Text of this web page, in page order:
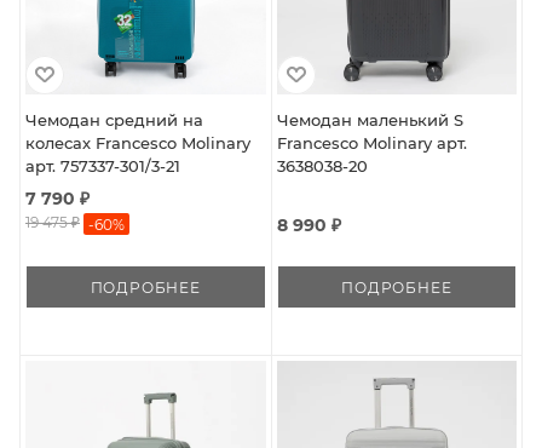
Чемодан средний на
колесах Francesco Molinary
арт. 757337-301/3-21
7 790 ₽
19 475 ₽ -60%
ПОДРОБНЕЕ
Чемодан маленький S
Francesco Molinary арт.
3638038-20
8 990 ₽
ПОДРОБНЕЕ